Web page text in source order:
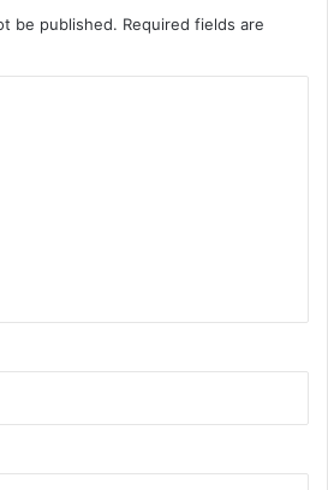
be published. Required fields are